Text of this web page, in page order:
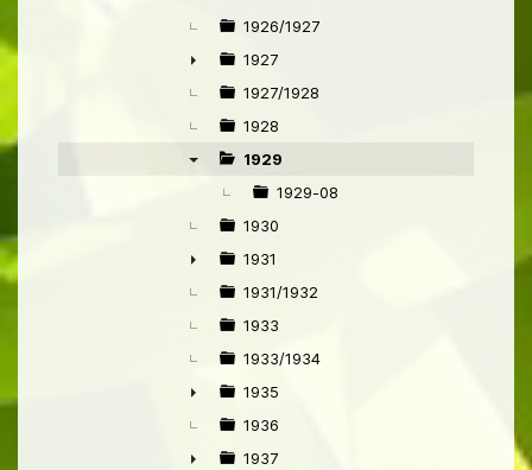
1926/1927
►
1927
1927/1928
1928
1929
1929-08
1930
►
1931
1931/1932
1933
1933/1934
►
1935
1936
1937